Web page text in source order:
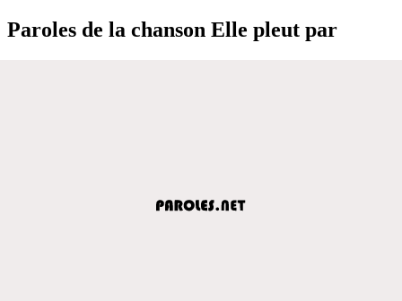
Paroles de la chanson Elle pleut par